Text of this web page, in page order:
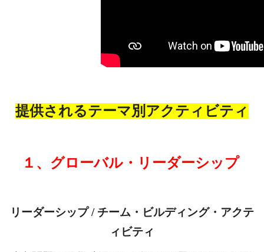
提供されるテーマ別アクティビティ
１、グローバル・リーダーシップ
リーダーシップ / チーム・ビルディング・アクテ
ィビティ